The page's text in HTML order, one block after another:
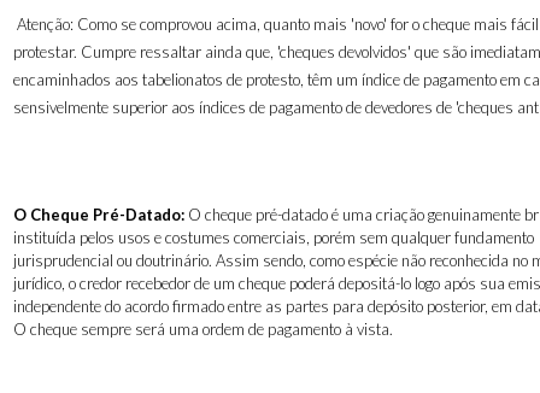
Atenção: Como se comprovou acima, quanto mais 'novo' for o cheque mais
protestar. Cumpre ressaltar ainda que, 'cheques devolvidos' que são
encaminhados aos tabelionatos de protesto, têm um índice de pagamento em
sensivelmente superior aos índices de pagamento de devedores de 'cheques
O Cheque Pré-Datado: O cheque pré-datado é uma criação genuinamente
instituída pelos usos e costumes comerciais, porém sem qualquer fundamento
jurisprudencial ou doutrinário. Assim sendo, como espécie não reconhecida no
jurídico, o credor recebedor de um cheque poderá depositá-lo logo após sua
independente do acordo firmado entre as partes para depósito posterior, em
O cheque sempre será uma ordem de pagamento à vista.